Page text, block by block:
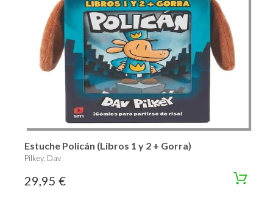
Estuche Policán (Libros 1 y 2 + Gorra)
Pilkey, Dav
29,95 €